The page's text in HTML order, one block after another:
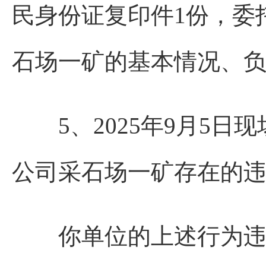
民身份证复印件1份，
石场一矿的基本情况、
5、2025年9月5日现
公司采石场一矿存在的
你单位的上述行为违